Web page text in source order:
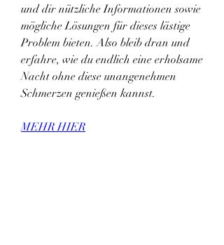
und dir nützliche Informationen sowie
mögliche Lösungen für dieses lästige
Problem bieten. Also bleib dran und
erfahre, wie du endlich eine erholsame
Nacht ohne diese unangenehmen
Schmerzen genießen kannst.
MEHR HIER